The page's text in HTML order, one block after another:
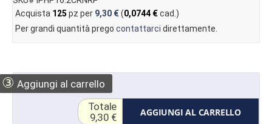
Acquista 125 pz per 9,30 €(0,0744 €cad.)
Per grandi quantità prego contattarci direttamente.
③ Aggiungi al carrello
AGGIUNGI AL CARRELLO
Totale
9,30 €